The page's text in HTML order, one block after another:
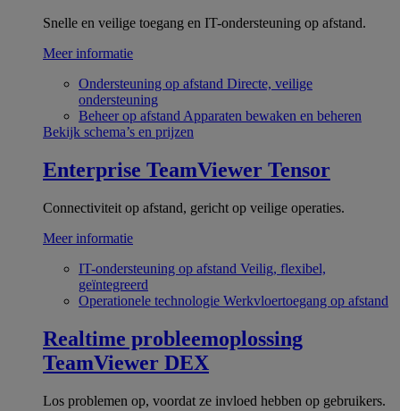
Snelle en veilige toegang en IT-ondersteuning op afstand.
Meer informatie
Ondersteuning op afstand Directe, veilige
ondersteuning
Beheer op afstand Apparaten bewaken en beheren
Bekijk schema’s en prijzen
Enterprise TeamViewer Tensor
Connectiviteit op afstand, gericht op veilige operaties.
Meer informatie
IT-ondersteuning op afstand Veilig, flexibel,
geïntegreerd
Operationele technologie Werkvloertoegang op afstand
Realtime probleemoplossing
TeamViewer DEX
Los problemen op, voordat ze invloed hebben op gebruikers.